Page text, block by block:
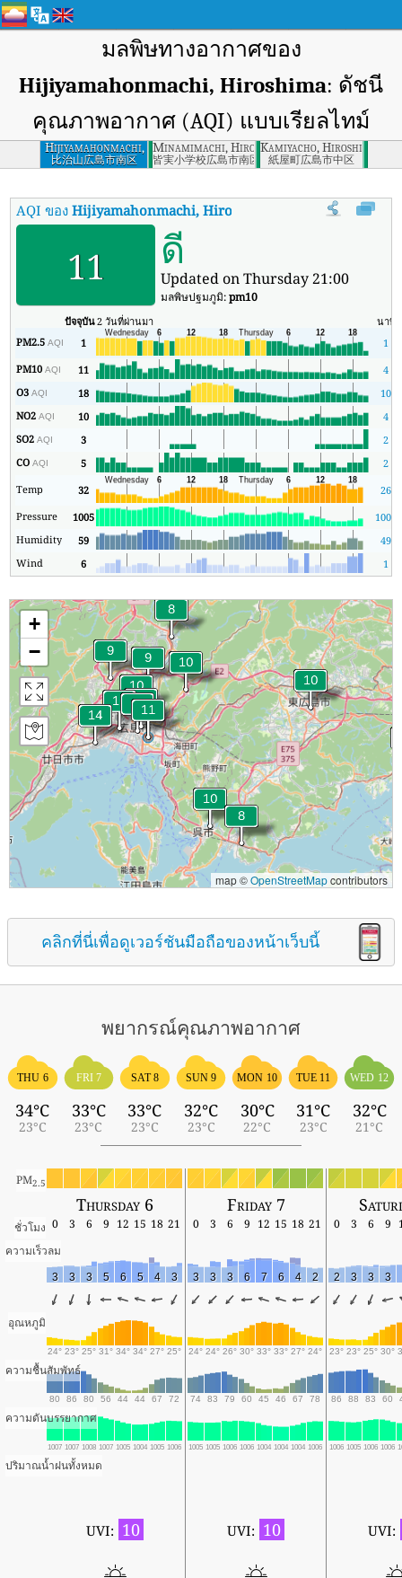
มลพิษทางอากาศของ
Hijiyamahonmachi, Hiroshima: ดัชนี
คุณภาพอากาศ (AQI) แบบเรียลไทม์
Hijiyamahonmachi,
Hiroshima
比治山広島市南区
Minamimachi, Hiroshima-ken
皆実小学校広島市南区
Kamiyacho, Hiroshima
紙屋町広島市中区
AQI ของHijiyamahonmachi, Hiroshima ดัชนีคุณภาพอากาศ
11 ดี
Updated on Thursday 21:00
มลพิษปฐมภูมิ:pm10
ปัจจุบัน2 วันที่ผ่านมา นาที
PM2.5AQI 1
1
PM10AQI 11
4
O3AQI 18
10
NO2AQI 10
4
SO2AQI 3
2
COAQI 5
2
Temp
32
26
Pressure
1005 1004
Humidity
59
49
Wind
6 1
+
−
map ©OpenStreetMapcontributors
คลิกที่นี่เพื่อดูเวอร์ชันมือถือของหน้าเว็บนี้
พยากรณ์คุณภาพอากาศ
THU 6
34°C
23°C
FRI 7
33°C
23°C
SAT 8
33°C
23°C
SUN 9
32°C
23°C
MON 10
30°C
22°C
TUE 11
31°C
23°C
WED 12
32°C
21°C
PM2.5
Thursday 6 Friday 7
ชั่วโมง 0 3 6 9 12 15 18 21 0 3 6 9 12 15 18 21 0 3 6 9
ความเร็วลม
3 3 3 5 6 5 4 3 3 3 3 6 7 6 4 2 2 3 3 3
อุณหภูมิ
24° 23° 25° 31° 34° 34° 27° 25° 24° 24° 26° 30° 33° 33° 27° 24° 23° 23° 25° 30°
ความชื้นสัมพัทธ์
80 86 80 56 44 44 67 72 74 83 79 60 45 46 67 78 86 88 83 60
ความดันบรรยากาศ
1007 1007 1008 1007 1005 1004 1005 1006 1005 1005 1006 1006 1004 1004 1004 1006 1006 1005 1006 1006
ปริมาณน้ำฝนทั้งหมด
UVI: 10 UVI: 10 UVI: